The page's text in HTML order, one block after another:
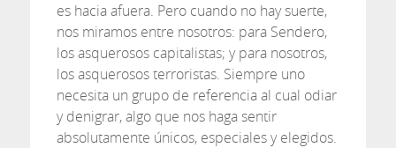
es hacia afuera. Pero cuando no hay suerte,
nos miramos entre nosotros: para Sendero,
los asquerosos capitalistas; y para nosotros,
los asquerosos terroristas. Siempre uno
necesita un grupo de referencia al cual odiar
y denigrar, algo que nos haga sentir
absolutamente únicos, especiales y elegidos.